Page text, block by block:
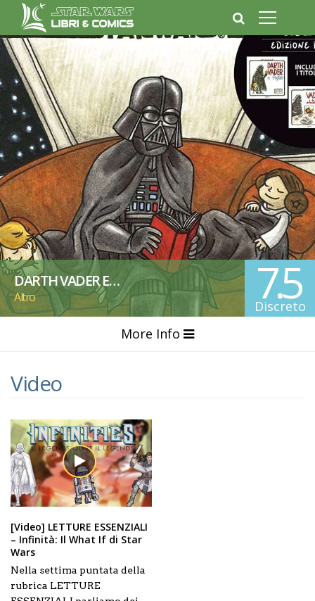
DARTH VADER E…
Altro 7.5
Discreto
More Info
Video
[Video] LETTURE ESSENZIALI
– Infinità: Il What If di Star
Wars
Nella settima puntata della
rubrica LETTURE